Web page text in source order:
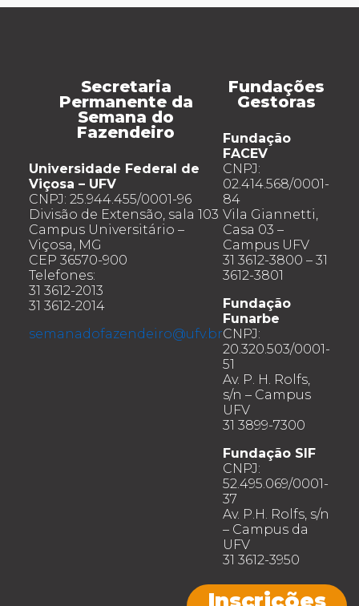
Secretaria
Permanente da
Semana do
Fazendeiro
Universidade Federal de
Viçosa – UFV
CNPJ: 25.944.455/0001-96
Divisão de Extensão, sala 103
Campus Universitário –
Viçosa, MG
CEP 36570-900
Telefones:
31 3612-2013
31 3612-2014
semanadofazendeiro@ufv.br
Fundações
Gestoras
Fundação
FACEV
CNPJ:
02.414.568/0001-
84
Vila Giannetti,
Casa 03 –
Campus UFV
31 3612-3800 – 31
3612-3801
Fundação
Funarbe
CNPJ:
20.320.503/0001-
51
Av. P. H. Rolfs,
s/n – Campus
UFV
31 3899-7300
Fundação SIF
CNPJ:
52.495.069/0001-
37
Av. P.H. Rolfs, s/n
– Campus da
UFV
31 3612-3950